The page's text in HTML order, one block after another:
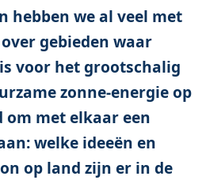
hebben we al veel met
gebieden waar
voor het grootschalig
zonne-energie op
met elkaar een
welke ideeën en
op land zijn er in de